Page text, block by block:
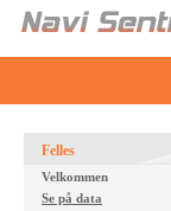
Felles
Velkommen
Se på data